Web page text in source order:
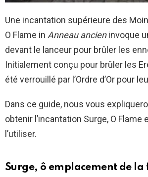
Une incantation supérieure des
O Flame in Anneau ancieninvoque
devant le lanceur pour brûler les
Initialement conçu pour brûler les
été verrouillé par l’Ordre d’Or pour
Dans ce guide, nous vous
obtenir l’incantation Surge, O
l’utiliser.
Surge, ô emplacement de